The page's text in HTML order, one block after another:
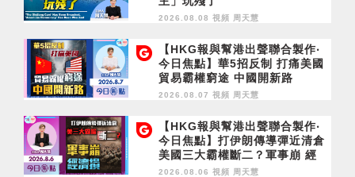
2026.08.08 視頻 周天慧
【HKG報與幫港出聲聯合製作‧
今日焦點】華5招反制 打痛美國
貿易霸權窮途 中國開新路
2026.08.07 視頻 周天慧
【HKG報與幫港出聲聯合製作‧
今日焦點】打伊朗傳導彈近清倉
美國三大霸權斷二？軍事崩 經
濟損
2026.08.06 視頻 周天慧